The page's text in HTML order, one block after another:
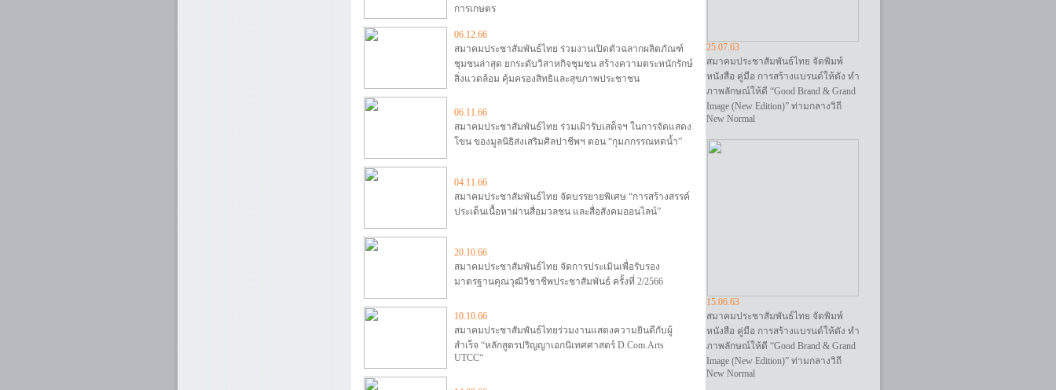
การเกษตร
06.12.66
สมาคมประชาสัมพันธ์ไทย ร่วมงานเปิดตัวฉลากผลิตภัณฑ์
ชุมชนล่าสุด ยกระดับวิสาหกิจชุมชน สร้างความตระหนักรักษ์
สิ่งแวดล้อม คุ้มครองสิทธิและสุขภาพประชาชน
06.11.66
สมาคมประชาสัมพันธ์ไทย ร่วมเฝ้ารับเสด็จฯ ในการจัดแสดง
โขน ของมูลนิธิส่งเสริมศิลปาชีพฯ ตอน “กุมภกรรณทดน้ำ”
04.11.66
สมาคมประชาสัมพันธ์ไทย จัดบรรยายพิเศษ “การสร้างสรรค์
ประเด็นเนื้อหาผ่านสื่อมวลชน และสื่อสังคมออนไลน์”
20.10.66
สมาคมประชาสัมพันธ์ไทย จัดการประเมินเพื่อรับรอง
มาตรฐานคุณวุฒิวิชาชีพประชาสัมพันธ์ ครั้งที่ 2/2566
10.10.66
สมาคมประชาสัมพันธ์ไทยร่วมงานแสดงความยินดีกับผู้
สำเร็จ “หลักสูตรปริญญาเอกนิเทศศาสตร์ D.Com.Arts
UTCC“
25.07.63
สมาคมประชาสัมพันธ์ไทย จัดพิมพ์
หนังสือ คู่มือ การสร้างแบรนด์ให้ดัง ทำ
ภาพลักษณ์ให้ดี “Good Brand & Grand
Image (New Edition)” ท่ามกลางวิถี
New Normal
15.06.63
สมาคมประชาสัมพันธ์ไทย จัดพิมพ์
หนังสือ คู่มือ การสร้างแบรนด์ให้ดัง ทำ
ภาพลักษณ์ให้ดี “Good Brand & Grand
Image (New Edition)” ท่ามกลางวิถี
New Normal